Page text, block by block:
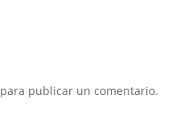
para publicar un comentario.